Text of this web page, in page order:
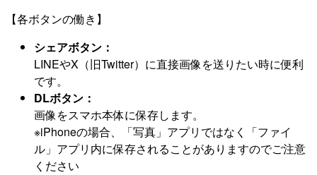
【各ボタンの働き】
シェアボタン：
LINEやX（旧Twitter）に直接画像を送りたい時に便利
です。
DLボタン：
画像をスマホ本体に保存します。
※iPhoneの場合、「写真」アプリではなく「ファイ
ル」アプリ内に保存されることがありますのでご注意
ください